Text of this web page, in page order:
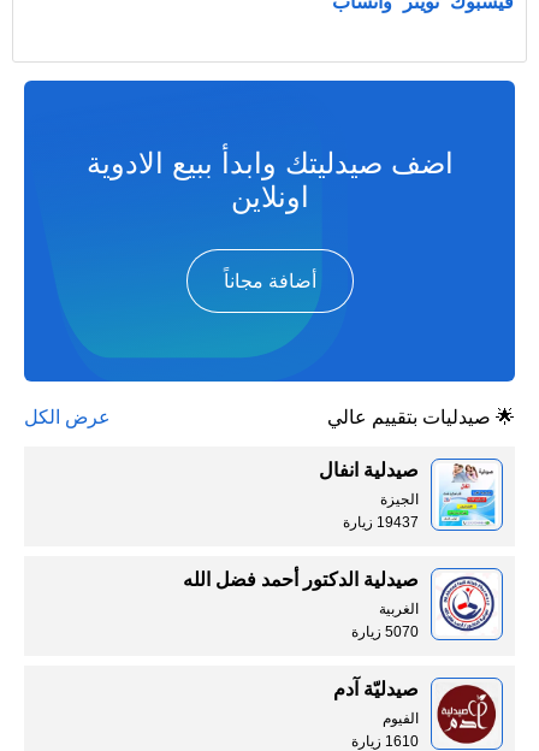
اضف صيدليتك وابدأ ببيع الادوية
اونلاين
أضافة مجاناً
🌟 صيدليات بتقييم عالي عرض الكل
صيدلية انفال
الجيزة
19437 زيارة
صيدلية الدكتور أحمد فضل الله
الغربية
5070 زيارة
صيدليّة آدم
الفيوم
1610 زيارة